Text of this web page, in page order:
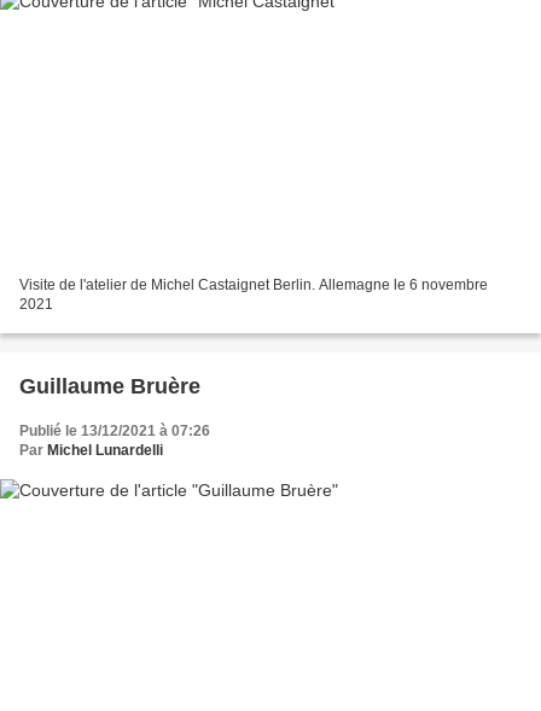
Visite de l'atelier de Michel Castaignet Berlin. Allemagne le 6 novembre
2021
Guillaume Bruère
Publié le 13/12/2021 à 07:26
Par Michel Lunardelli